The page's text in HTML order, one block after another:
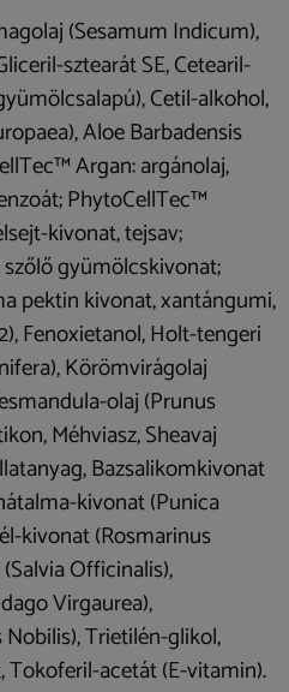
(Sesamum Indicum),
sztearát SE, Cetearil-
Cetil-alkohol,
Aloe Barbadensis
Argan: argánolaj,
PhytoCellTec™
kivonat, tejsav;
gyümölcskivonat;
pektin kivonat, xantángumi,
Fenoxietanol, Holt-tengeri
Körömvirágolaj
olaj (Prunus
Méhviasz, Sheavaj
Bazsalikomkivonat
kivonat (Punica
kivonat (Rosmarinus
Officinalis),
Virgaurea),
Trietilén-glikol,
Tokoferil-acetát (E-vitamin).